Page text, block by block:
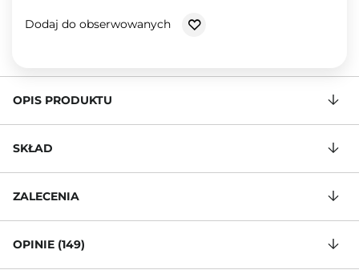
Dodaj do obserwowanych
OPIS PRODUKTU
SKŁAD
ZALECENIA
OPINIE (149)